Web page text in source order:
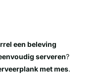
een beleving
serveren?
met mes.